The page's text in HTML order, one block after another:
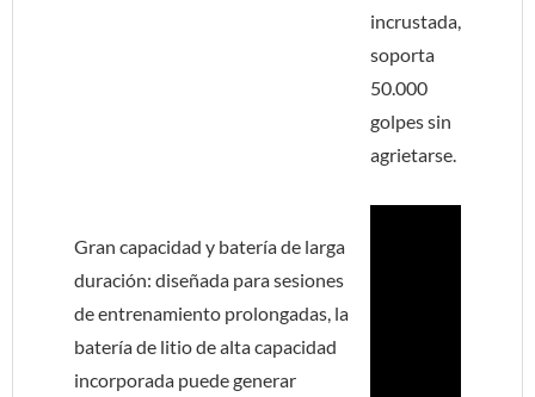
incrustada,
soporta
50.000
golpes sin
agrietarse.
Gran capacidad y batería de larga
duración: diseñada para sesiones
de entrenamiento prolongadas, la
batería de litio de alta capacidad
incorporada puede generar